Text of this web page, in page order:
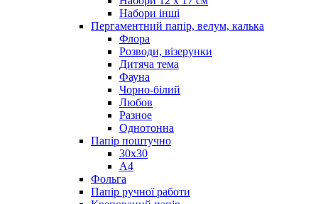
Набори інші
Пергаментний папір, велум, калька
Флора
Розводи, візерунки
Дитяча тема
Фауна
Чорно-білий
Любов
Разное
Однотонна
Папір поштучно
30х30
А4
Фольга
Папір ручної работи